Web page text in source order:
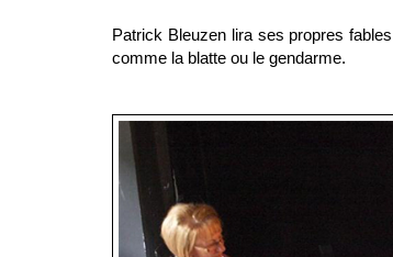
Patrick Bleuzen lira ses propres
comme la blatte ou le gendarme.